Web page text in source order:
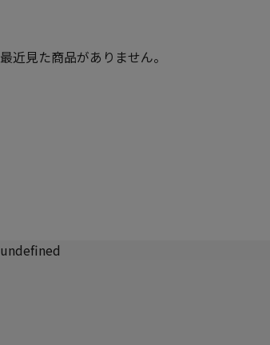
最近見た商品がありません。
undefined